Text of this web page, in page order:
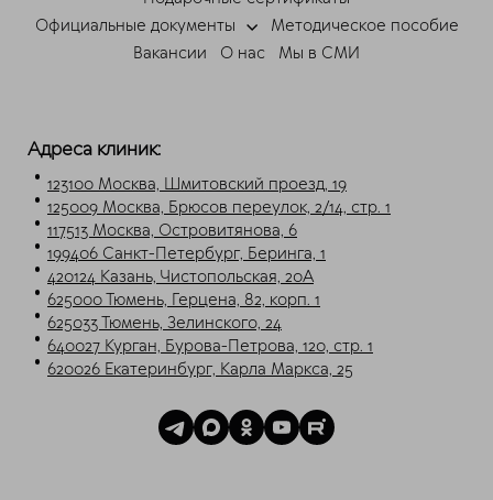
Официальные документы
Методическое пособие
Вакансии
О нас Мы в СМИ
Адреса клиник:
123100 Москва, Шмитовский проезд, 19
125009 Москва, Брюсов переулок, 2/14, стр. 1
117513 Москва, Островитянова, 6
199406 Санкт-Петербург, Беринга, 1
420124 Казань, Чистопольская, 20А
625000 Тюмень, Герцена, 82, корп. 1
625033 Тюмень, Зелинского, 24
640027 Курган, Бурова-Петрова, 120, стр. 1
620026 Екатеринбург, Карла Маркса, 25
Мессенджеры
Свяжитесь с нами через любой удобный